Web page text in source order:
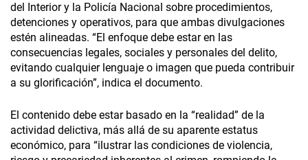
del Interior y la Policía Nacional sobre procedimientos,
detenciones y operativos, para que ambas divulgaciones
estén alineadas. “El enfoque debe estar en las
consecuencias legales, sociales y personales del delito,
evitando cualquier lenguaje o imagen que pueda contribuir
a su glorificación”, indica el documento.
El contenido debe estar basado en la “realidad” de la
actividad delictiva, más allá de su aparente estatus
económico, para “ilustrar las condiciones de violencia,